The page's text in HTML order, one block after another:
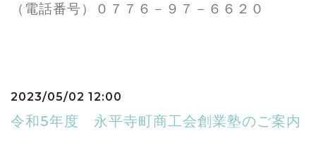
（電話番号）０７７６－９７－６６２０
2023/05/02 12:00
令和5年度 永平寺町商工会創業塾のご案内